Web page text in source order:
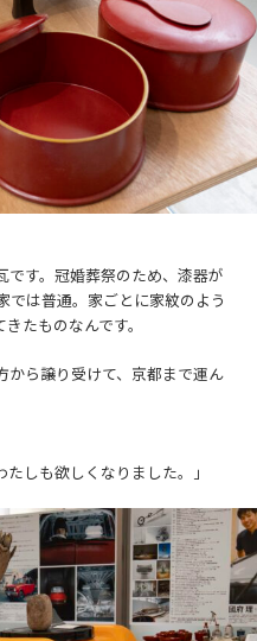
です。冠婚葬祭のため、漆器が
では普通。家ごとに家紋のよう
たものなんです。
から譲り受けて、京都まで運ん
しも欲しくなりました。」